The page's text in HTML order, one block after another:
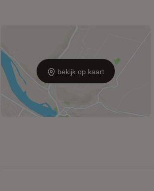
bekijk op kaart